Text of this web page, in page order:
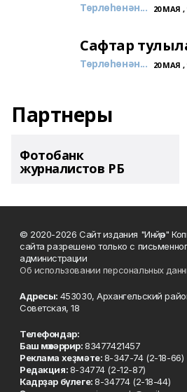
Төрлөһөнән... 20 МАЯ ,
Сафтар
Төрлөһөнән... 20 МАЯ ,
Партнеры
Фотобанк
журналистов РБ
© 2020-2026 Сайт издания "Инйәр"
сайта разрешено только с
администрации
Об использовании персональных
Адресы: 453030, Архангельский
Советская, 18
Телефондар:
Баш мөхәррир:83477421457
Реклама хеҙмәте:8-347-74 (2-18-66)
Редакция:8-34774 (2-12-87)
Кадрҙар бүлеге:8-34774 (2-18-44)